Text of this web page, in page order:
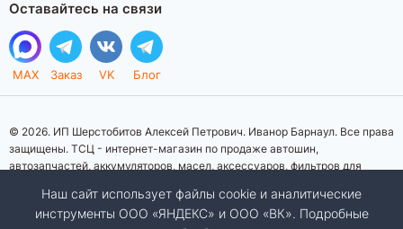
Оставайтесь на связи
MAX Заказ VK Блог
© 2026. ИП Шерстобитов Алексей Петрович. Иванор Барнаул. Все права
защищены. ТСЦ - интернет-магазин по продаже автошин,
автозапчастей, аккумуляторов, масел, аксессуаров, фильтров для
информационный характер. Представленная информация о товарах, их
стоимости, характеристик, фото, наличия на складе ни при каких
Наш сайт использует файлы cookie и аналитические
инструменты ООО «ЯНДЕКС» и ООО «ВК». Подробные